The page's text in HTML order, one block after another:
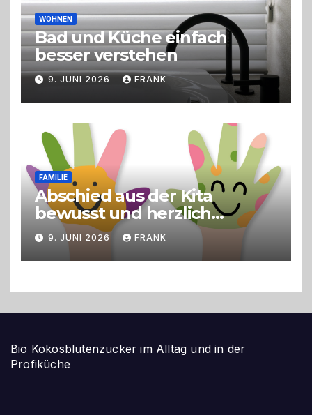
WOHNEN
Bad und Küche einfach
besser verstehen
9. JUNI 2026 FRANK
FAMILIE
Abschied aus der Kita
bewusst und herzlich
gestalten
9. JUNI 2026 FRANK
Bio Kokosblütenzucker im Alltag und in der
Profiküche